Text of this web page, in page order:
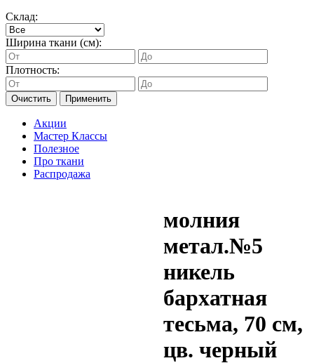
Склад:
Ширина ткани (см):
Плотность:
Очистить Применить
Акции
Мастер Классы
Полезное
Про ткани
Распродажа
молния
метал.№5
никель
бархатная
тесьма, 70 см,
цв. черный